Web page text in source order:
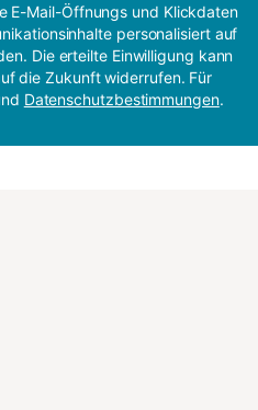
E-Mail-Öffnungs und Klickdaten
personalisiert auf
Die erteilte Einwilligung kann
die Zukunft widerrufen. Für
Datenschutzbestimmungen.